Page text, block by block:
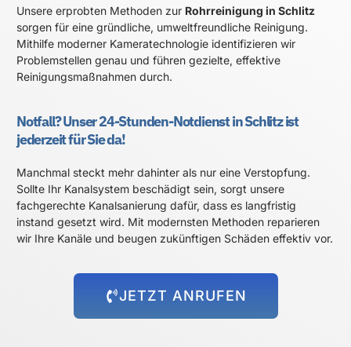
Unsere erprobten Methoden zur Rohrreinigung in Schlitz
sorgen für eine gründliche, umweltfreundliche Reinigung.
Mithilfe moderner Kameratechnologie identifizieren wir
Problemstellen genau und führen gezielte, effektive
Reinigungsmaßnahmen durch.
Notfall? Unser 24-Stunden-Notdienst in Schlitz ist
jederzeit für Sie da!
Manchmal steckt mehr dahinter als nur eine Verstopfung.
Sollte Ihr Kanalsystem beschädigt sein, sorgt unsere
fachgerechte Kanalsanierung dafür, dass es langfristig
instand gesetzt wird. Mit modernsten Methoden reparieren
wir Ihre Kanäle und beugen zukünftigen Schäden effektiv vor.
JETZT ANRUFEN